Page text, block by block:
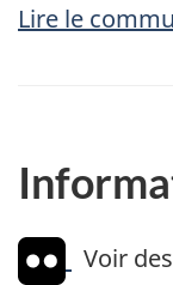
Lire le
Voir